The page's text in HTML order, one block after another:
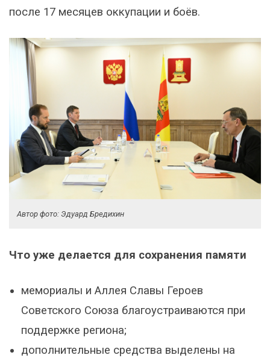
после 17 месяцев оккупации и боёв.
Автор фото: Эдуард Бредихин
Что уже делается для сохранения памяти
мемориалы и Аллея Славы Героев
Советского Союза благоустраиваются при
поддержке региона;
дополнительные средства выделены на